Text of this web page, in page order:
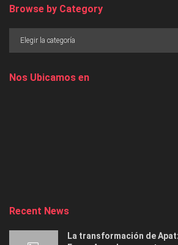
Browse by Category
Nos Ubicamos en
Recent News
La transformación de